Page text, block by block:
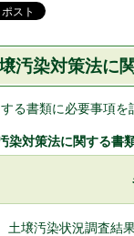
汚染対策法に
る書類に必要事項を
染対策法に関する書
土壌汚染状況調査結